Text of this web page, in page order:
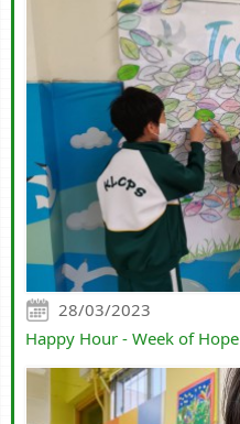
28/03/2023
Happy Hour - Week of Hope